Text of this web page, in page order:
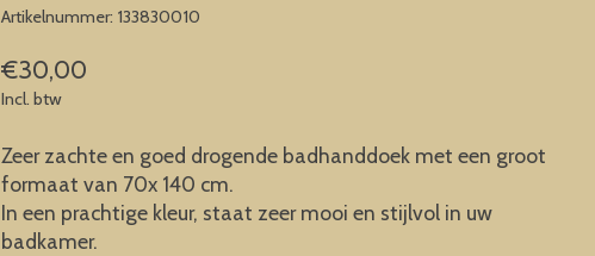
Artikelnummer: 133830010
€30,00
Incl. btw
Zeer zachte en goed drogende badhanddoek met een groot
formaat van 70x 140 cm.
In een prachtige kleur, staat zeer mooi en stijlvol in uw
badkamer.